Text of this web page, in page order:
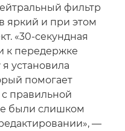
фильтр
яркий и при этом
«30-секундная
к передержке
установила
помогает
с правильной
были слишком
—